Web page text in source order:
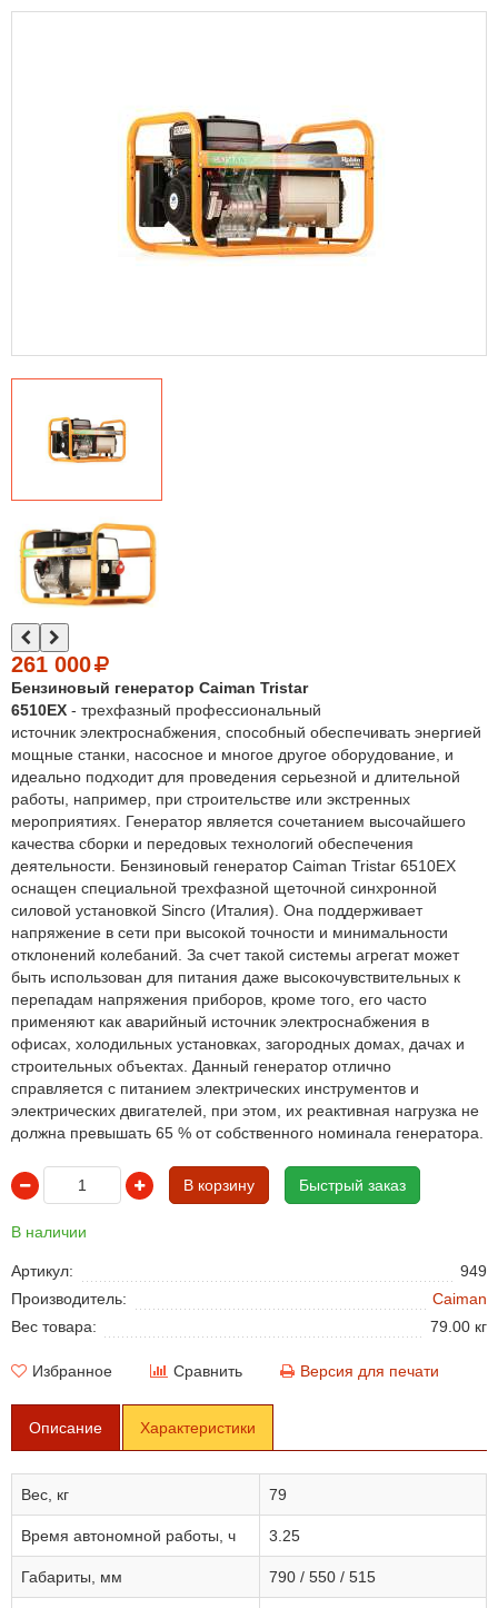
261 000
Бензиновый генератор Caiman Tristar
6510EX - трехфазный профессиональный
источник электроснабжения, способный обеспечивать энергией
мощные станки, насосное и многое другое оборудование, и
идеально подходит для проведения серьезной и длительной
работы, например, при строительстве или экстренных
мероприятиях. Генератор является сочетанием высочайшего
качества сборки и передовых технологий обеспечения
деятельности. Бензиновый генератор Caiman Tristar 6510EX
оснащен специальной трехфазной щеточной синхронной
силовой установкой Sincro (Италия). Она поддерживает
напряжение в сети при высокой точности и минимальности
отклонений колебаний. За счет такой системы агрегат может
быть использован для питания даже высокочувствительных к
перепадам напряжения приборов, кроме того, его часто
применяют как аварийный источник электроснабжения в
офисах, холодильных установках, загородных домах, дачах и
строительных объектах. Данный генератор отлично
справляется с питанием электрических инструментов и
электрических двигателей, при этом, их реактивная нагрузка не
должна превышать 65 % от собственного номинала генератора.
В корзину Быстрый заказ
В наличии
Артикул:
949
Производитель:
Caiman
Вес товара:
79.00 кг
Избранное Сравнить Версия для печати
Описание Характеристики
Вес, кг 79
Время автономной работы, ч 3.25
Габариты, мм 790 / 550 / 515